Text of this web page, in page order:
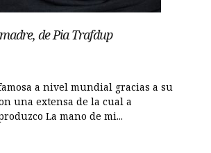
de Pia Trafdup
a nivel mundial gracias a su
una extensa de la cual a
La mano de mi...